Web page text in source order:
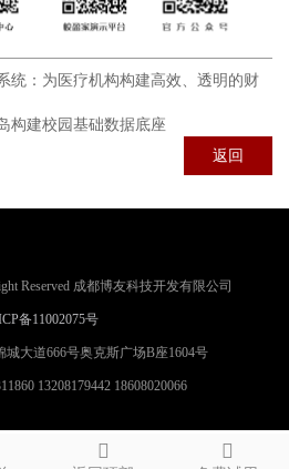
统：为医疗机构构建高效、透明的财
构建校园基础数据底座
返回
Reserved 成都博友科技开发有限公司
备11002075号
大道666号奥克斯广场B座1604号
13208179442 18608020066